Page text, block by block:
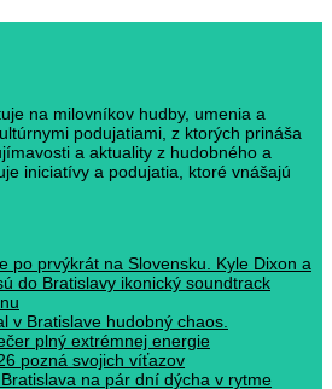
na milovníkov hudby, umenia a
podujatiami, z ktorých prináša
a aktuality z hudobného a
iniciatívy a podujatia, ktoré vnášajú
po prvýkrát na Slovensku. Kyle Dixon a
do Bratislavy ikonický soundtrack
v Bratislave hudobný chaos.
plný extrémnej energie
pozná svojich víťazov
na pár dní dýcha v rytme